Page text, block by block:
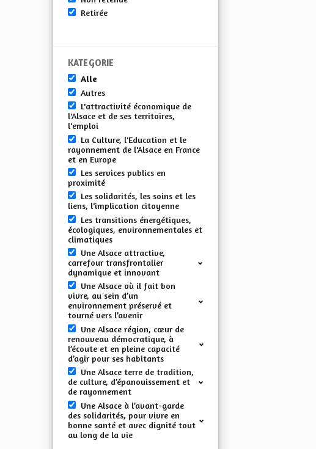
Retirée
KATEGORIE
Alle
Autres
L'attractivité économique de
l'Alsace et de ses territoires,
l'emploi
La Culture, l'Education et le
rayonnement de l'Alsace en France
et en Europe
Les services publics en
proximité
Les solidarités, les soins et les
liens, l'implication citoyenne
Les transitions énergétiques,
écologiques, environnementales et
climatiques
Une Alsace attractive,
carrefour transfrontalier
dynamique et innovant
Une Alsace où il fait bon
vivre, au sein d’un
environnement préservé et
tourné vers l’avenir
Une Alsace région, cœur de
renouveau démocratique, à
l’écoute et en pleine capacité
d’agir pour ses habitants
Une Alsace terre de tradition,
de culture, d’épanouissement et
de rayonnement
Une Alsace à l’avant-garde
des solidarités, pour vivre en
bonne santé et avec dignité tout
au long de la vie